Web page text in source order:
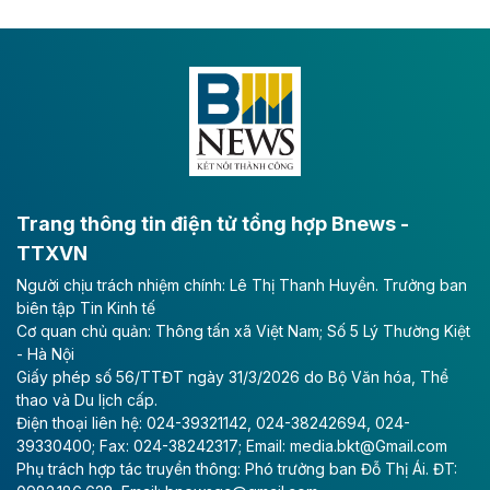
Đông A dài khoảng 25,1 km được kỳ vọng sẽ tạo động
lực phát triển kinh tế - xã hội khu vực phía Nam đồng
Long Thành
Tổng công ty Cảng hàng không Việt Nam - CTCP
(ACV) vừa lập kỷ lục mới về lợi nhuận trong quý
II/2026.
Theo baodautu.vn
Vinaconex lập đỉnh doanh thu
Tổng CTCP Xuất nhập khẩu và Xây dựng Việt Nam
(Vinaconex) đã khép lại nửa đầu năm với doanh thu
thuần gần 7.268 tỷ đồng, tăng 4% so với cùng kỳ và
Trang thông tin điện tử tổng hợp Bnews -
TTXVN
Người chịu trách nhiệm chính: Lê Thị Thanh Huyền. Trưởng ban
biên tập Tin Kinh tế
Cơ quan chủ quản: Thông tấn xã Việt Nam; Số 5 Lý Thường Kiệt
- Hà Nội
Giấy phép số 56/TTĐT ngày 31/3/2026 do Bộ Văn hóa, Thể
thao và Du lịch cấp.
Điện thoại liên hệ: 024-39321142, 024-38242694, 024-
39330400; Fax: 024-38242317; Email: media.bkt@Gmail.com
Phụ trách hợp tác truyền thông: Phó trưởng ban Đỗ Thị Ái. ĐT: